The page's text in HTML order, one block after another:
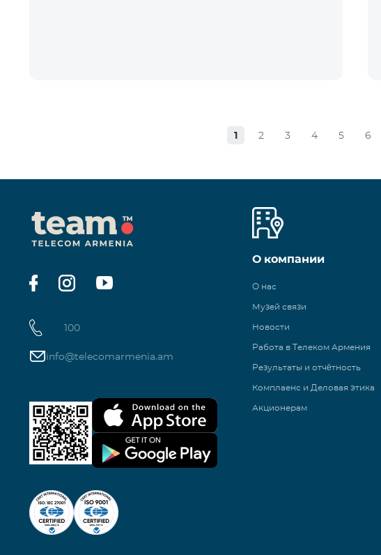
1 2 3 4 5 6
100
info@telecomarmenia.am
О компании
О нас
Музей связи
Новости
Работа в Телеком Армения
Результаты и отчётность
Комплаенс и Деловая этика
Акционерам